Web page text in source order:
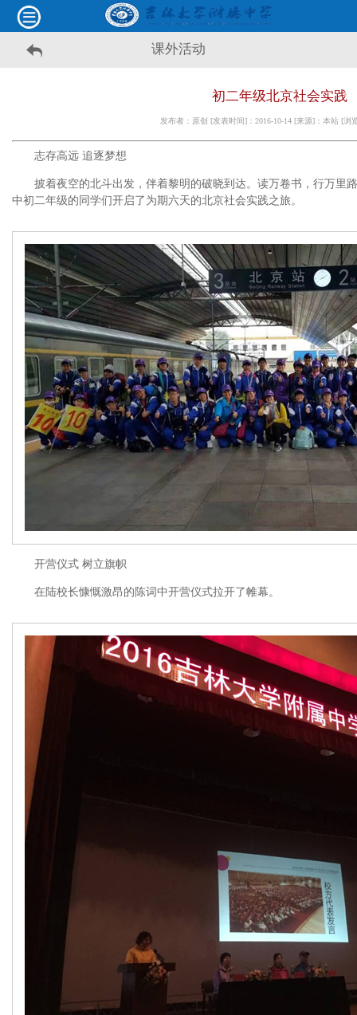
课外活动
初二年级北京社会实践
发布者：原创 [发表时间]：2016-10-14 [来源]：本站 [浏
志存高远 追逐梦想
披着夜空的北斗出发，伴着黎明的破晓到达。读万卷书，行万里
中初二年级的同学们开启了为期六天的北京社会实践之旅。
开营仪式 树立旗帜
在陆校长慷慨激昂的陈词中开营仪式拉开了帷幕。